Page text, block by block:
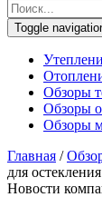
Toggle
Обзоры
Обзоры
Обзоры
Главная /
для
Новости